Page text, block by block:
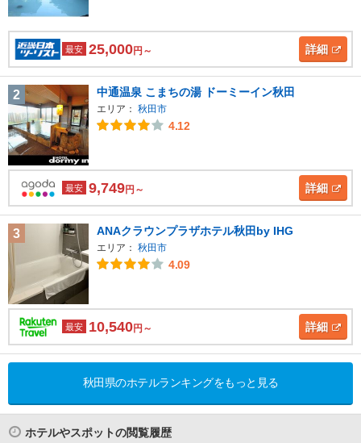
最安 25,000円～ 詳細
2 中通温泉 こまちの湯 ドーミーイン秋田
エリア： 秋田市
4.12
最安 9,749円～ 詳細
3 ANAクラウンプラザホテル秋田by IHG
エリア： 秋田市
4.09
最安 10,540円～ 詳細
秋田県のホテルランキングをもっと見る
ホテルやスポットの閲覧履歴